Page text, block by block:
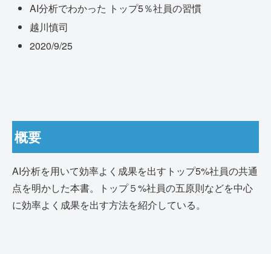
AI分析でわかった トップ5％社員の習慣
越川慎司
2020/9/25
概要
AI分析を用いて効率よく成果を出すトップ5%社員の共通
点を明かした本書。トップ５%社員の五原則などを中心
に効率よく成果を出す方法を紹介している。